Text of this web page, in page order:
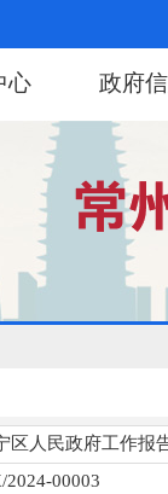
心 政府
区人民政府工作报
2024-00003